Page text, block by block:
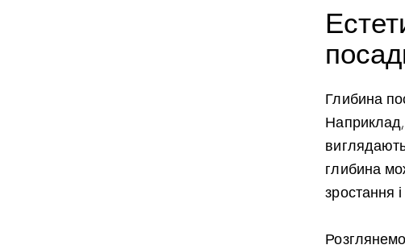
Глибина
Наприклад,
глибина
зростання